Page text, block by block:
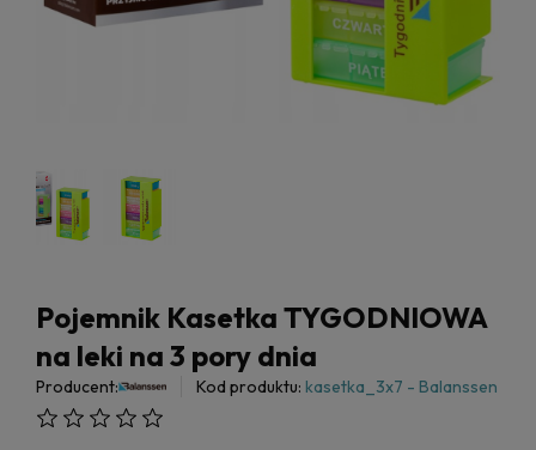
Pojemnik Kasetka TYGODNIOWA
na leki na 3 pory dnia
Producent: Kod produktu: kasetka_3x7 - Balanssen